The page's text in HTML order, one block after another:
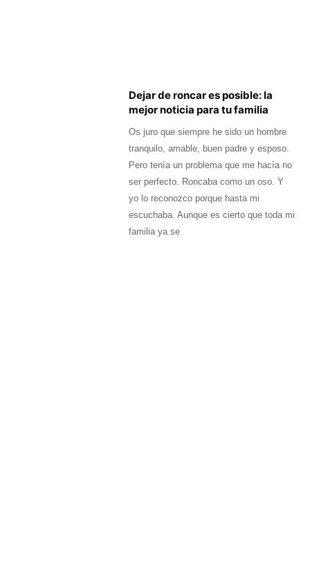
Dejar de roncar es posible: la
mejor noticia para tu familia
Os juro que siempre he sido un hombre
tranquilo, amable, buen padre y esposo.
Pero tenía un problema que me hacía no
ser perfecto. Roncaba como un oso. Y
yo lo reconozco porque hasta mi
escuchaba. Aunque es cierto que toda mi
familia ya se